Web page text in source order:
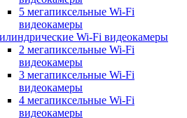
5 мегапиксельные Wi-Fi
видеокамеры
Wi-Fi видеокамеры
2 мегапиксельные Wi-Fi
видеокамеры
3 мегапиксельные Wi-Fi
видеокамеры
4 мегапиксельные Wi-Fi
видеокамеры